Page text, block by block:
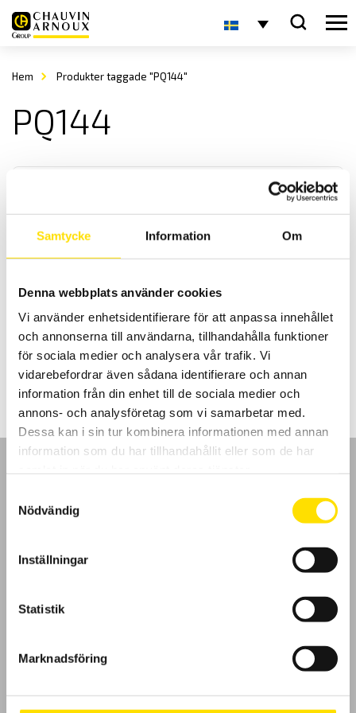
Samtycke Information Om
Denna webbplats använder cookies
Vi använder enhetsidentifierare för att anpassa innehållet
och annonserna till användarna, tillhandahålla funktioner
för sociala medier och analysera vår trafik. Vi
vidarebefordrar även sådana identifierare och annan
information från din enhet till de sociala medier och
annons- och analysföretag som vi samarbetar med.
Dessa kan i sin tur kombinera informationen med annan
information som du har tillhandahållit eller som de har
Nödvändig
Inställningar
Statistik
Marknadsföring
Hem Produkter taggade "PQ144"
PQ144
Analoga panelinstrument
Vi levererar analoga panelinstrument i storlek enligt DIN-norm,
både enstaka samt i större antal för ert projekt.
LÄS MER